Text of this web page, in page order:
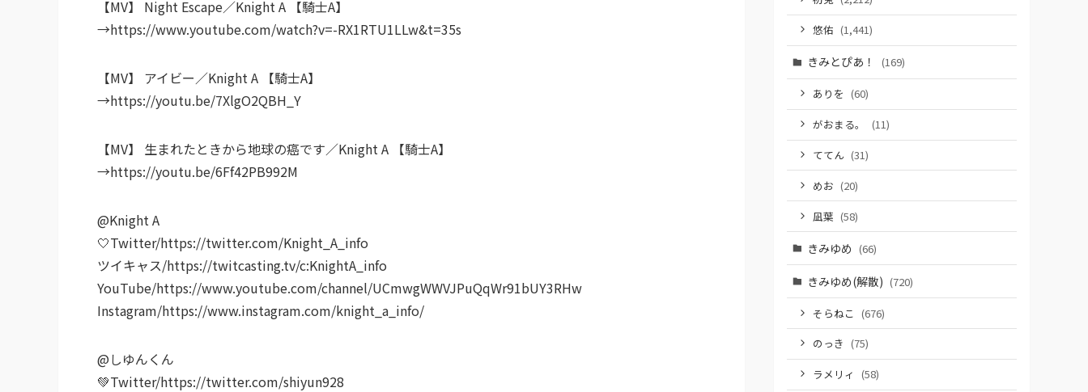
【MV】 Night Escape／Knight A 【騎士A】
→https://www.youtube.com/watch?v=-RX1RTU1LLw&t=35s
【MV】 アイビー／Knight A 【騎士A】
→https://youtu.be/7XlgO2QBH_Y
【MV】 生まれたときから地球の癌です／Knight A 【騎士A】
→https://youtu.be/6Ff42PB992M
@Knight A
🤍Twitter/https://twitter.com/Knight_A_info
ツイキャス/https://twitcasting.tv/c:KnightA_info
YouTube/https://www.youtube.com/channel/UCmwgWWVJPuQqWr91bUY3RHw
Instagram/https://www.instagram.com/knight_a_info/
@しゆんくん
💚Twitter/https://twitter.com/shiyun928
悠佑 (1,441)
きみとぴあ！ (169)
ありを (60)
がおまる。
(11)
ててん (31)
めお (20)
凪葉 (58)
きみゆめ (66)
きみゆめ(解散) (720)
そらねこ (676)
のっき (75)
ラメリィ (58)